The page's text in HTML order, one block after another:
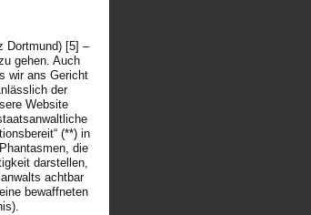
Dortmund) [5] –
gehen. Auch
wir ans Gericht
der
Website
(**) in
die
darstellen,
achtbar
bewaffneten